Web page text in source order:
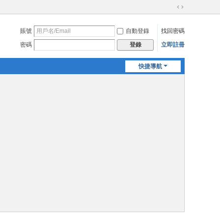
切
到
寬
賬號 自動登錄
找回密碼
密碼
登錄 立即註冊
快捷導航